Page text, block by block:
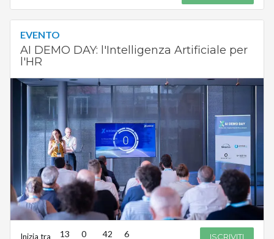
EVENTO
AI DEMO DAY: l'Intelligenza Artificiale per
l'HR
Inizia tra 13 0 42 6 ISCRIVITI